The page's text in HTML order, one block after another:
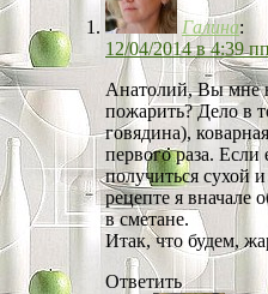
Галина:
12/04/2014 в 4:39
Анатолий, Вы мне
пожарить? Дело в
говядина),
первого раза.
получиться сухой
рецепте я
в сметане.
Итак, что будем,
Ответить